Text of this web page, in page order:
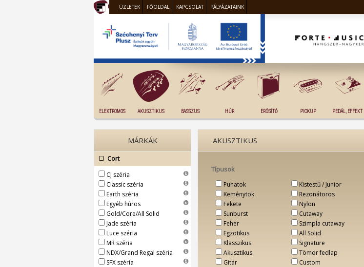
ÜZLETEK FŐOLDAL KAPCSOLAT PÁLYÁZATAINK
ELEKTROMOS AKUSZTIKUS BASSZUS HÚR ERŐSÍTŐ PICKUP PEDÁL, EFFEKT
MÁRKÁK
Cort
CJ széria
Classic széria
Earth széria
Egyéb húros
Gold/Core/All Solid
Jade széria
Luce széria
MR széria
NDX/Grand Regal széria
SFX széria
AKUSZTIKUS
Típusok
Puhatok
Keménytok
Fekete
Sunburst
Fehér
Egzotikus
Klasszikus
Akusztikus
Gitár
Kistestű / Junior
Rezonátoros
Nylon
Cutaway
Szimpla cutaway
All Solid
Signature
Tömör fedlap
Custom